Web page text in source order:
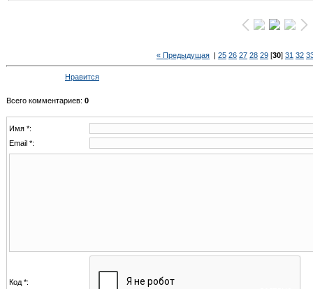
« Предыдущая | 25 26 27 28 29 [30] 31 32
Нравится
Всего комментариев: 0
Имя *:
Email *:
Код *: